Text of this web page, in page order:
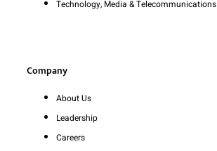
Technology, Media & Telecommunications
Company
About Us
Leadership
Careers